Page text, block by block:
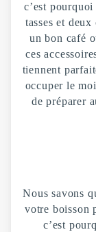
c’est
tasses et
un bon café
ces
tiennent
occuper le
de préparer
Nous savons
votre boisson
c’est